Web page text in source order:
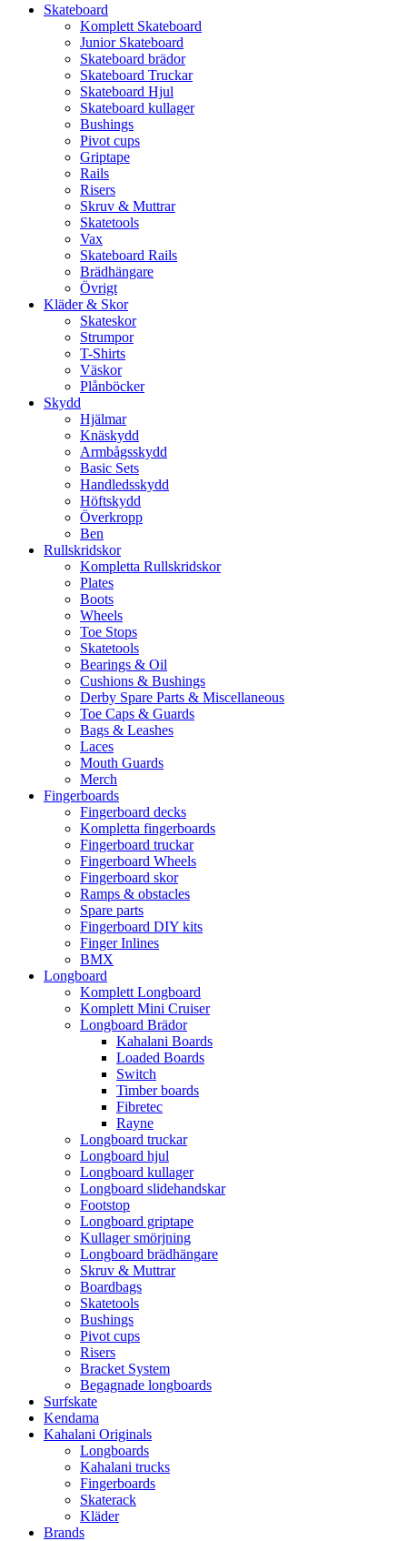
Skateboard
Komplett Skateboard
Junior Skateboard
Skateboard brädor
Skateboard Truckar
Skateboard Hjul
Skateboard kullager
Bushings
Pivot cups
Griptape
Rails
Risers
Skruv & Muttrar
Skatetools
Vax
Skateboard Rails
Brädhängare
Övrigt
Kläder & Skor
Skateskor
Strumpor
T-Shirts
Väskor
Plånböcker
Skydd
Hjälmar
Knäskydd
Armbågsskydd
Basic Sets
Handledsskydd
Höftskydd
Överkropp
Ben
Rullskridskor
Kompletta Rullskridskor
Plates
Boots
Wheels
Toe Stops
Skatetools
Bearings & Oil
Cushions & Bushings
Derby Spare Parts & Miscellaneous
Toe Caps & Guards
Bags & Leashes
Laces
Mouth Guards
Merch
Fingerboards
Fingerboard decks
Kompletta fingerboards
Fingerboard truckar
Fingerboard Wheels
Fingerboard skor
Ramps & obstacles
Spare parts
Fingerboard DIY kits
Finger Inlines
BMX
Longboard
Komplett Longboard
Komplett Mini Cruiser
Longboard Brädor
Kahalani Boards
Loaded Boards
Switch
Timber boards
Fibretec
Rayne
Longboard truckar
Longboard hjul
Longboard kullager
Longboard slidehandskar
Footstop
Longboard griptape
Kullager smörjning
Longboard brädhängare
Skruv & Muttrar
Boardbags
Skatetools
Bushings
Pivot cups
Risers
Bracket System
Begagnade longboards
Surfskate
Kendama
Kahalani Originals
Longboards
Kahalani trucks
Fingerboards
Skaterack
Kläder
Brands